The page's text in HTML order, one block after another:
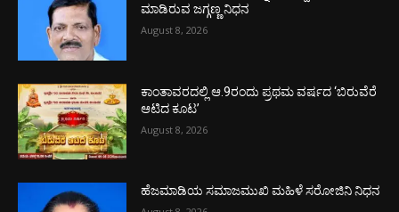
ಮಾಡಿರುವ ಜಗ್ಗಣ್ಣ ನಿಧನ
August 8, 2026
ಕಾಂತಾವರದಲ್ಲಿ ಆ.9ರಂದು ಪ್ರಥಮ ವರ್ಷದ ‘ಬಿರುವೆರೆ
ಆಟಿದ ಕೂಟ’
August 8, 2026
ಹೆಜಮಾಡಿಯ ಸಮಾಜಮುಖಿ ಮಹಿಳೆ ಸರೋಜಿನಿ ನಿಧನ